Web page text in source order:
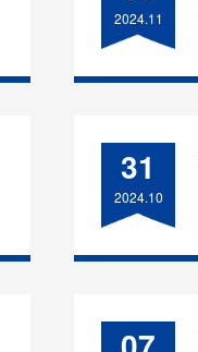
2024.11
31
2024.10